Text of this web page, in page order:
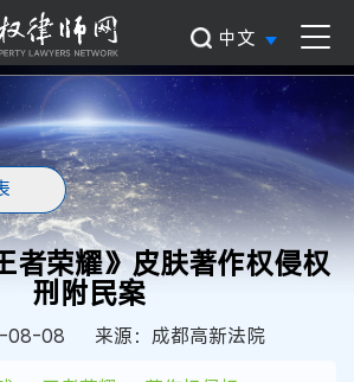
中文
者荣耀》皮肤著作权侵权
刑附民案
08-08
来源：成都高新法院